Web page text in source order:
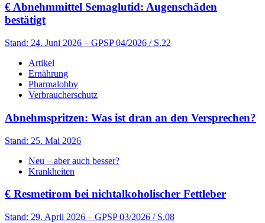
€Abnehmmittel Semaglutid: Augenschäden
bestätigt
Stand: 24. Juni 2026 – GPSP 04/2026 / S.22
Artikel
Ernährung
Pharmalobby
Verbraucherschutz
Abnehmspritzen: Was ist dran an den Versprechen?
Stand: 25. Mai 2026
Neu – aber auch besser?
Krankheiten
€ Resmetirom bei nichtalkoholischer Fettleber
Stand: 29. April 2026 – GPSP 03/2026 / S.08